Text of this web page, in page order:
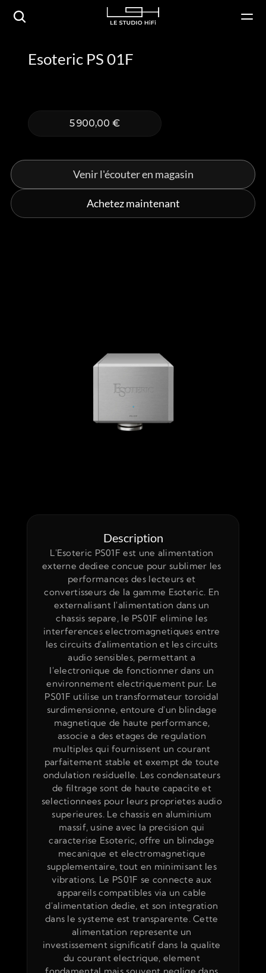
Esoteric PS 01F
5 900,00 €
Achetez maintenant
Venir l'écouter en magasin
Description
L'Esoteric PS01F est une alimentation
externe dediee concue pour sublimer les
performances des lecteurs et
convertisseurs de la gamme Esoteric. En
externalisant l'alimentation dans un
chassis separe, le PS01F elimine les
interferences electromagnetiques entre
les circuits d'alimentation et les circuits
audio sensibles, permettant a
l'electronique de fonctionner dans un
environnement electriquement pur. Le
PS01F utilise un transformateur toroidal
surdimensionne, entoure d'un blindage
magnetique de haute performance,
associe a des etages de regulation
multiples qui fournissent un courant
parfaitement stable et exempt de toute
ondulation residuelle. Les condensateurs
de filtrage sont de haute capacite et
selectionnees pour leurs proprietes audio
superieures. Le chassis en aluminium
massif, usine avec la precision qui
caracterise Esoteric, offre un blindage
mecanique et electromagnetique
supplementaire, tout en minimisant les
vibrations. Le PS01F se connecte aux
appareils compatibles via un cable
d'alimentation dedie, et son integration
dans le systeme est transparente. Cette
alimentation represente un
investissement significatif dans la qualite
du courant electrique, element